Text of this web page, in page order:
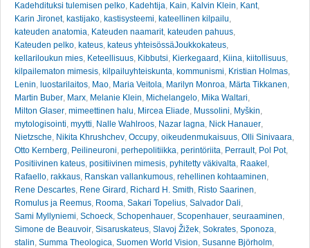
Kadehdituksi tulemisen pelko, Kadehtija, Kain, Kalvin Klein, Kant,
Karin Jironet, kastijako, kastisysteemi, kateellinen kilpailu,
kateuden anatomia, Kateuden naamarit, kateuden pahuus,
Kateuden pelko, kateus, kateus yhteisössäJoukkokateus,
kellariloukun mies, Keteellisuus, Kibbutsi, Kierkegaard , Kiina, kiitollisuus,
kilpailematon mimesis, kilpailuyhteiskunta, kommunismi, Kristian Holmas,
Lenin, luostarilaitos, Mao, Maria Veitola, Marilyn Monroa, Märta Tikkanen,
Martin Buber, Marx, Melanie Klein, Michelangelo, Mika Waltari,
Milton Glaser, mimeettinen halu, Mircea Eliade, Mussolini, Myškin,
mytologisointi, myytti, Nalle Wahlroos, Nazar lagna, Nick Hanauer,
Nietzsche, Nikita Khrushchev, Occupy, oikeudenmukaisuus, Olli Sinivaara,
Otto Kernberg, Peilineuroni, perhepolitiikka, perintöriita, Perrault, Pol Pot,
Positiivinen kateus, positiivinen mimesis, pyhitetty väkivalta, Raakel ,
Rafaello, rakkaus, Ranskan vallankumous, rehellinen kohtaaminen,
Rene Descartes, Rene Girard , Richard H. Smith, Risto Saarinen,
Romulus ja Reemus, Rooma, Sakari Topelius, Salvador Dali,
Sami Myllyniemi, Schoeck, Schopenhauer, Scopenhauer, seuraaminen,
Simone de Beauvoir, Sisaruskateus, Slavoj Žižek, Sokrates, Sponoza,
stalin, Summa Theologica, Suomen World Vision, Susanne Björholm,